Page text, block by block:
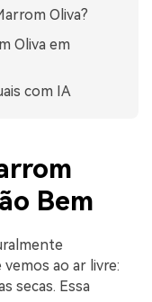
Oliva?
Oliva em
com IA
Bem
ao ar livre:
secas. Essa